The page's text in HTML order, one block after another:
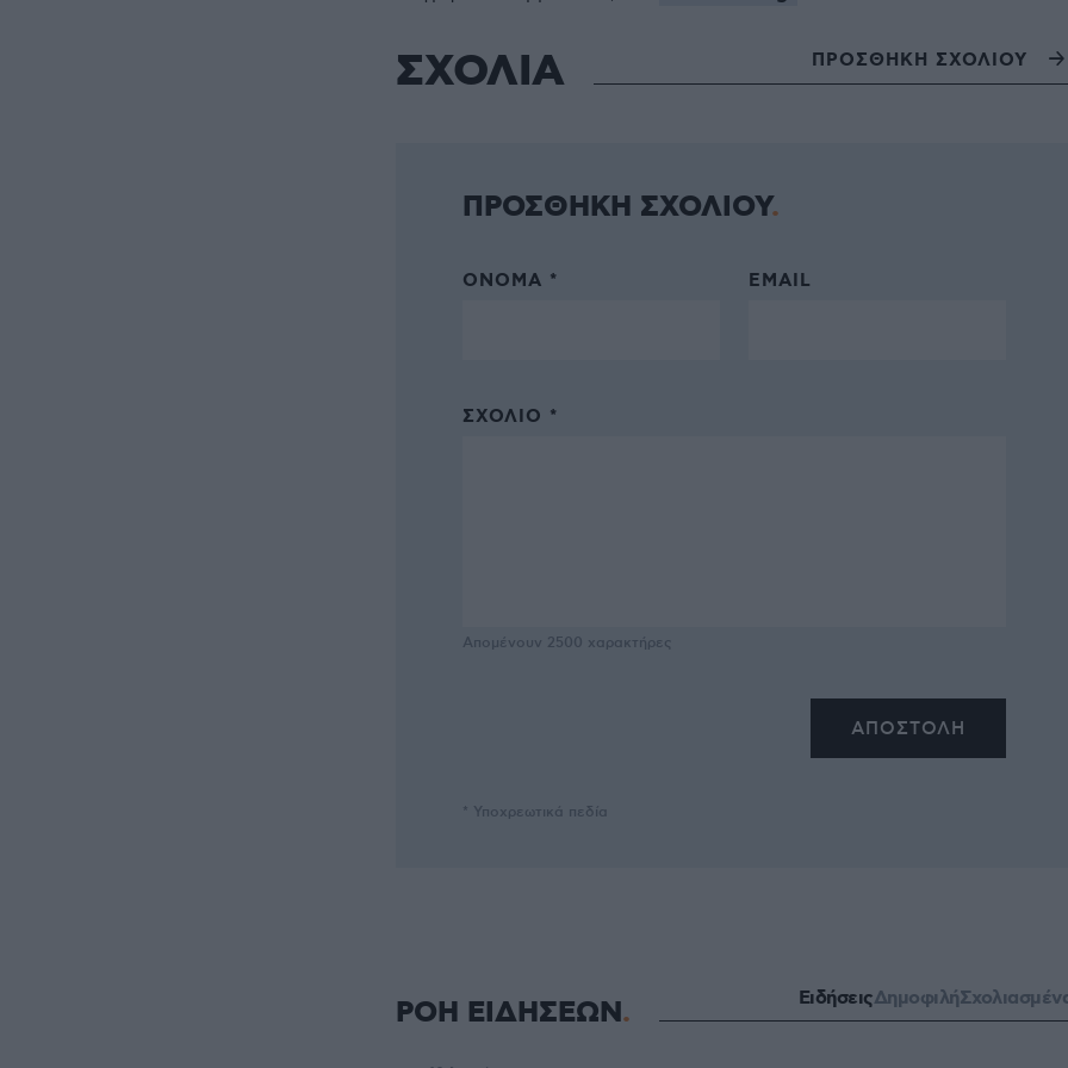
ΣΧΟΛΙΑ ΠΡΟΣΘΗΚΗ ΣΧΟΛΙΟΥ
ΠΡΟΣΘΗΚΗ ΣΧΟΛΙΟΥ
ΌΝΟΜΑ * EMAIL
ΣΧΌΛΙΟ *
Απομένουν 2500 χαρακτήρες
* Υποχρεωτικά πεδία
ΡΟΗ ΕΙΔΗΣΕΩΝ ΕιδήσειςΔημοφιλή